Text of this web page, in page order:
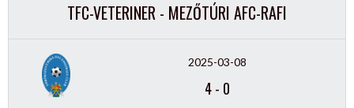
TFC-VETERINER - MEZŐTÚRI AFC-RAFI
2025-03-08
4- 0